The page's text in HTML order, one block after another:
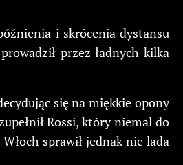
i skrócenia dystansu
przez ładnych kilka
się na miękkie opony
Rossi, który niemal do
sprawił jednak nie lada